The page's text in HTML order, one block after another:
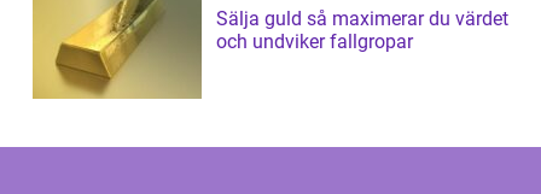
Sälja guld så maximerar du värdet
och undviker fallgropar